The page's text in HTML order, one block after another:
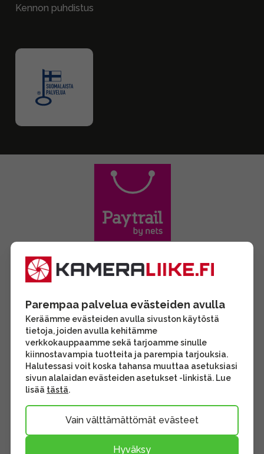
Kennon puhdistus
Parempaa palvelua evästeiden avulla
Keräämme evästeiden avulla sivuston käytöstä
tietoja, joiden avulla kehitämme
verkkokauppaamme sekä tarjoamme sinulle
kiinnostavampia tuotteita ja parempia tarjouksia.
Halutessasi voit koska tahansa muuttaa asetuksiasi
sivun alalaidan evästeiden asetukset -linkistä. Lue
lisää tästä.
Vain välttämättömät evästeet
Hyväksy